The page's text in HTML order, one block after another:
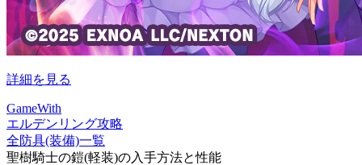
詳細を見る
GameWith
エルデンリング攻略
全防具(装備)一覧
聖樹騎士の鎧(軽装)の入手方法と性能